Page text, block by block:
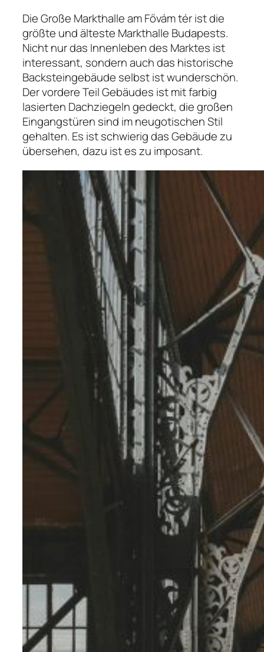
Die Große Markthalle am Fővám tér ist die
größte und älteste Markthalle Budapests.
Nicht nur das Innenleben des Marktes ist
interessant, sondern auch das historische
Backsteingebäude selbst ist wunderschön.
Der vordere Teil Gebäudes ist mit farbig
lasierten Dachziegeln gedeckt, die großen
Eingangstüren sind im neugotischen Stil
gehalten. Es ist schwierig das Gebäude zu
übersehen, dazu ist es zu imposant.